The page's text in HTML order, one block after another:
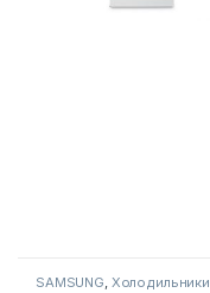
SAMSUNG Холодильники